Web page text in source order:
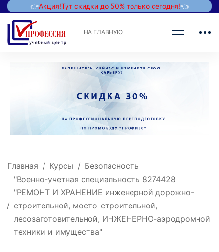
👉Акция!Тут скидки до 50% только сегодня!👈
НА ГЛАВНУЮ
Главная Курсы
Безопасность
"Военно-учетная специальность 8274428
"РЕМОНТ И ХРАНЕНИЕ инженерной дорожно-
строительной, мосто-строительной,
лесозаготовительной, ИНЖЕНЕРНО-аэродромной
техники и имущества"